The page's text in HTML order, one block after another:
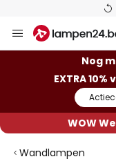
naar
Nog
EXTRA
WOW
Wandlampen